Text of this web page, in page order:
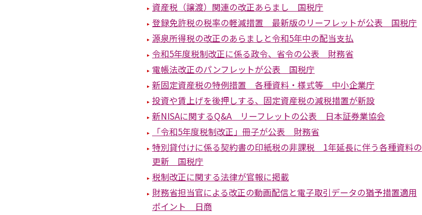
資産税（譲渡）関連の改正あらまし 国税庁
登録免許税の税率の軽減措置 最新版のリーフレットが公表 国税庁
源泉所得税の改正のあらましと令和5年中の配当支払
令和5年度税制改正に係る政令、省令の公表 財務省
電帳法改正のパンフレットが公表 国税庁
新固定資産税の特例措置 各種資料・様式等 中小企業庁
投資や賃上げを後押しする、固定資産税の減税措置が新設
新NISAに関するQ&A リーフレットの公表 日本証券業協会
「令和5年度税制改正」冊子が公表 財務省
特別貸付けに係る契約書の印紙税の非課税 1年延長に伴う各種資料の
更新 国税庁
税制改正に関する法律が官報に掲載
財務省担当官による改正の動画配信と電子取引データの猶予措置適用
ポイント 日商